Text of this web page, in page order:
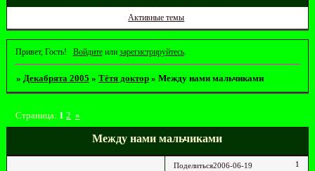
Активные темы
Привет, Гость! Войдитеили зарегистрируйтесь.
» Декабрята 2005 » Тётя доктор » Между нами мальчиками
Между нами мальчиками
Страница: 1 2 »
Поделиться 1
2006-06-19